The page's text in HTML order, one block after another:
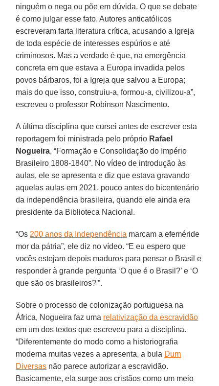
ninguém o nega ou põe em dúvida. O que se debate
é como julgar esse fato. Autores anticatólicos
escreveram farta literatura crítica, acusando a Igreja
de toda espécie de interesses espúrios e até
criminosos. Mas a verdade é que, na emergência
concreta em que estava a Europa invadida pelos
povos bárbaros, foi a Igreja que salvou a Europa;
mais do que isso, construiu-a, formou-a, civilizou-a”,
escreveu o professor Robinson Nascimento.
A última disciplina que cursei antes de escrever esta
reportagem foi ministrada pelo próprio Rafael
Nogueira, “Formação e Consolidação do Império
Brasileiro 1808-1840”. No vídeo de introdução às
aulas, ele se apresenta e diz que estava gravando
aquelas aulas em 2021, pouco antes do bicentenário
da independência brasileira, quando ele ainda era
presidente da Biblioteca Nacional.
“Os 200 anos da Independência marcam a efeméride
mor da pátria”, ele diz no vídeo. “E eu espero que
vocês estejam depois maduros para pensar o Brasil e
responder à grande pergunta ‘O que é o Brasil?’ e ‘O
que são os brasileiros?'”.
Sobre o processo de colonização portuguesa na
África, Nogueira faz uma relativização da escravidão
em um dos textos que escreveu para a disciplina.
“Diferentemente do modo como a historiografia
moderna muitas vezes a apresenta, a bula Dum
Diversas não parece autorizar a escravidão.
Basicamente, ela surge aos cristãos como um meio